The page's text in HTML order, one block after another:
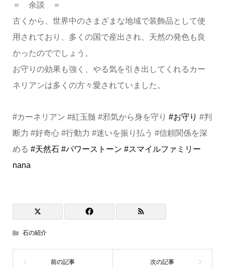
＝ 余談 ＝
古くから、世界中のさまざまな地域で装飾品として使
用されており、多くの国で産出され、天然の発色も良
かったのででしょう。
お守りの効果も強く、やる気を引き出してくれるカー
ネリアンは多くの方々愛されていました。
#カーネリアン #紅玉髄 #邪気から身を守り #お守り #判
断力 #好奇心 #行動力 #迷いを振り払う #信頼関係を深
める #天然石 #パワーストーン #スマイルファミリー
nana
石の紹介